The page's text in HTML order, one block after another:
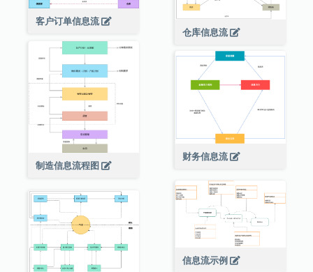
客户订单信息流
仓库信息流
制造信息流程图
财务信息流
信息流示例